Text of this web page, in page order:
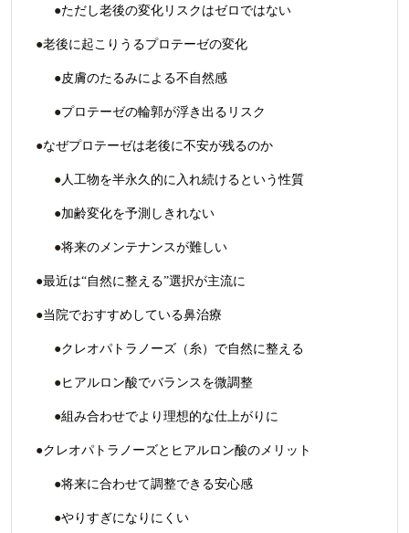
ただし老後の変化リスクはゼロではない
老後に起こりうるプロテーゼの変化
皮膚のたるみによる不自然感
プロテーゼの輪郭が浮き出るリスク
なぜプロテーゼは老後に不安が残るのか
人工物を半永久的に入れ続けるという性質
加齢変化を予測しきれない
将来のメンテナンスが難しい
最近は“自然に整える”選択が主流に
当院でおすすめしている鼻治療
クレオパトラノーズ（糸）で自然に整える
ヒアルロン酸でバランスを微調整
組み合わせでより理想的な仕上がりに
クレオパトラノーズとヒアルロン酸のメリット
将来に合わせて調整できる安心感
やりすぎになりにくい